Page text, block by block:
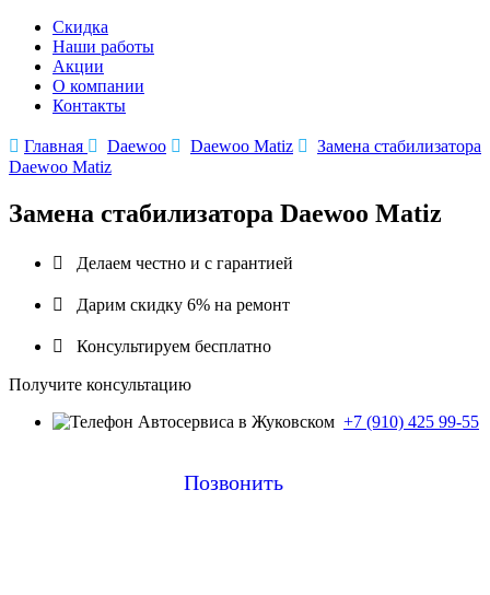
Скидка
Наши работы
Акции
О компании
Контакты
 Главная  Daewoo  Daewoo Matiz  Замена стабилизатора
Daewoo Matiz
Замена стабилизатора Daewoo Matiz
 Делаем честно и с гарантией
 Дарим скидку 6% на ремонт
 Консультируем бесплатно
Получите консультацию
+7 (910) 425 99-55
Позвонить